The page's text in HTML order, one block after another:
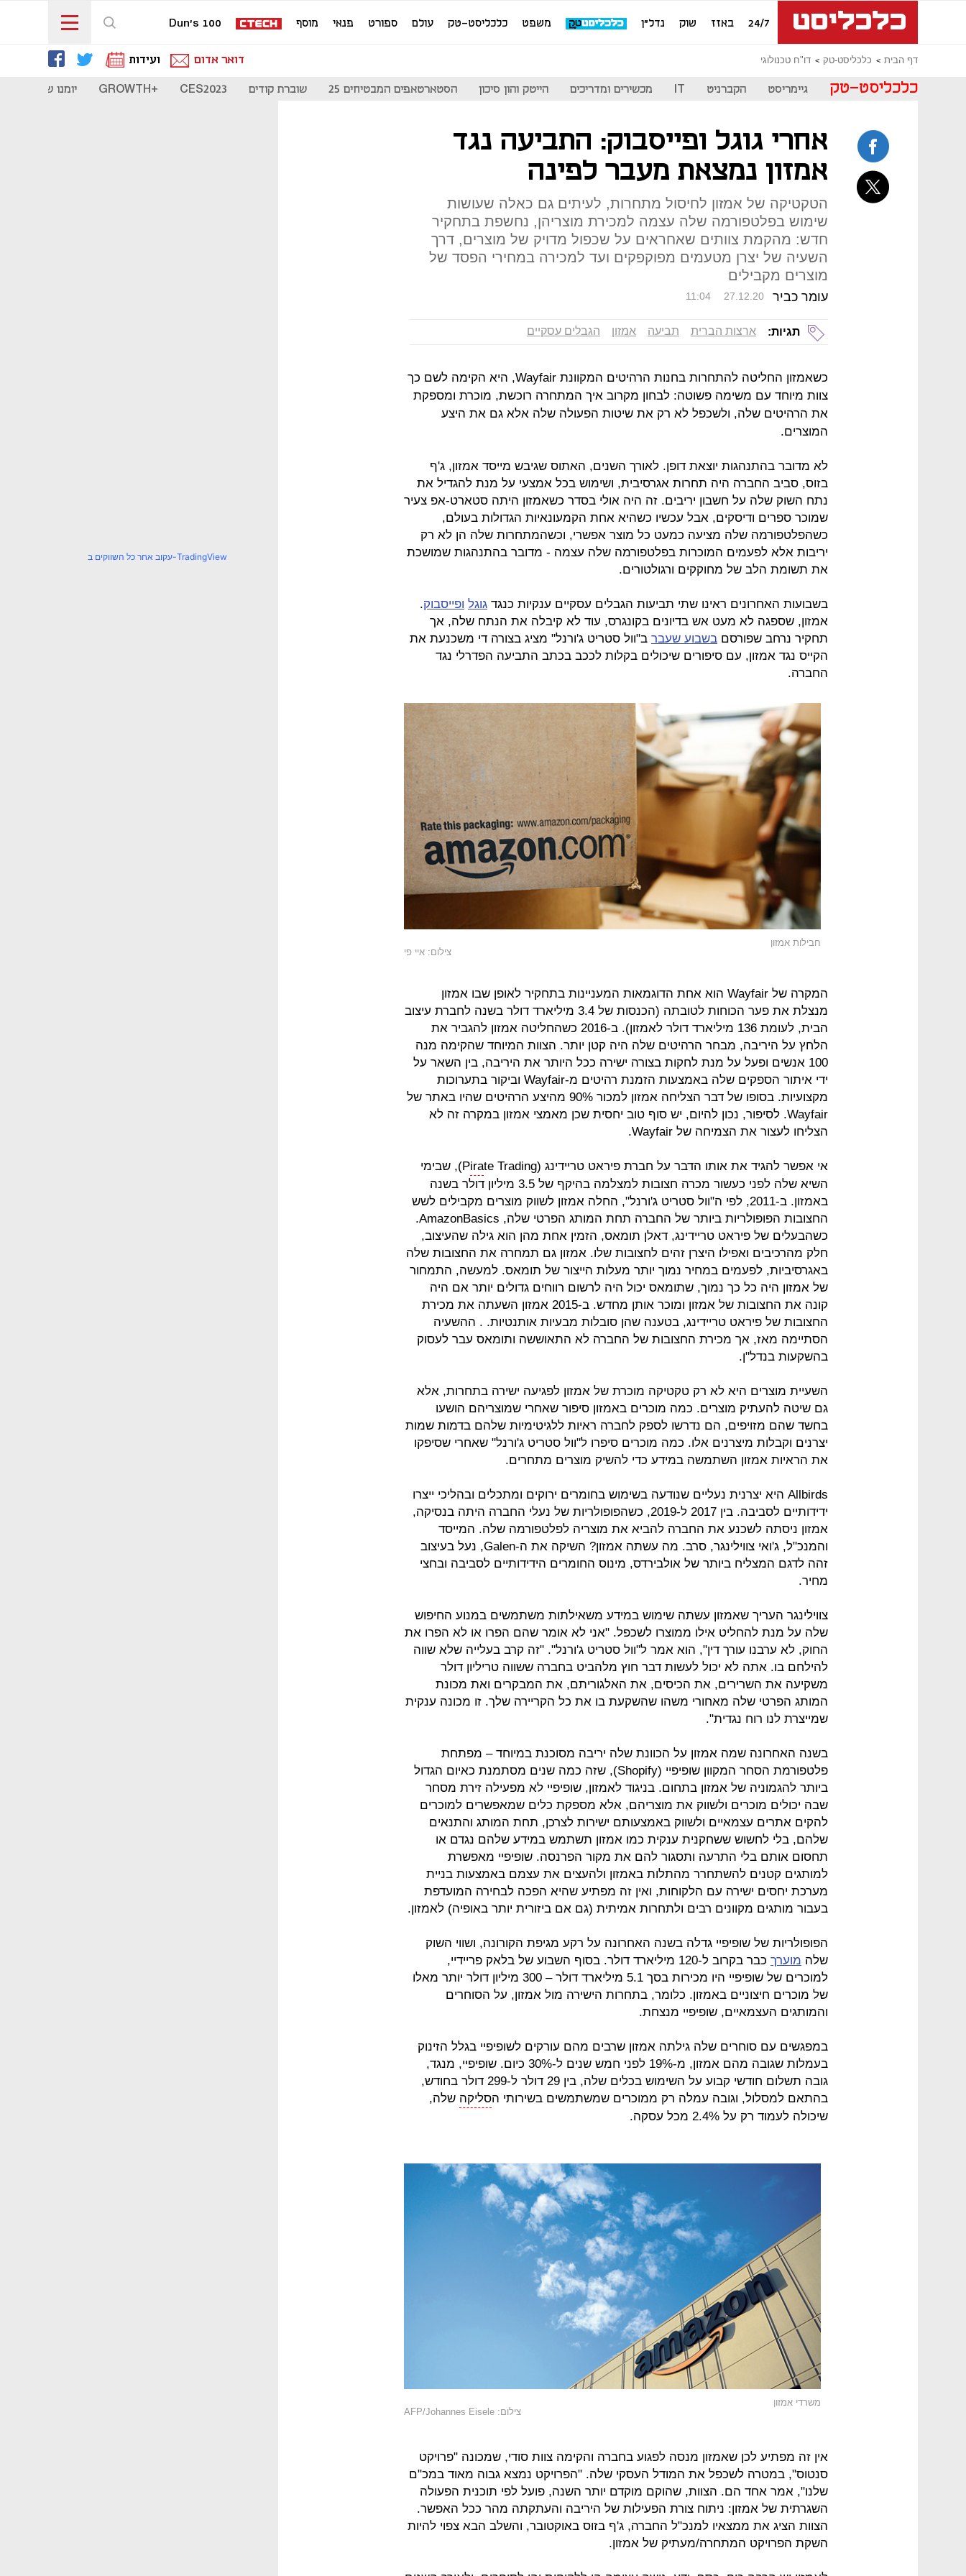
24/7 באזז שוק נדל"ן משפט כלכליסט-טק עולם ספורט פנאי מוסף Dun's 100
דף הבית כלכליסט-טק דו"ח טכנולוגי דואר אדום ועידות
כלכליסט-טק גיימריסט הקברניט IT מכשירים ומדריכים הייטק והון סיכון הסטארטאפים המבטיחים 25 שוברת קודים CES2023
+GROWTH יומנו של
אחרי גוגל ופייסבוק: התביעה נגד
אמזון נמצאת מעבר לפינה
הטקטיקה של אמזון לחיסול מתחרות, לעיתים גם כאלה שעושות
שימוש בפלטפורמה שלה עצמה למכירת מוצריהן, נחשפת בתחקיר
חדש: מהקמת צוותים שאחראים על שכפול מדויק של מוצרים, דרך
השעיה של יצרן מטעמים מפוקפקים ועד למכירה במחירי הפסד של
מוצרים מקבילים
עומר כביר 11:04 27.12.20
תגיות: ארצות הברית תביעה אמזון הגבלים עסקיים
כשאמזון החליטה להתחרות בחנות הרהיטים המקוונת Wayfair, היא הקימה לשם כך
צוות מיוחד עם משימה פשוטה: לבחון מקרוב איך המתחרה רוכשת, מוכרת ומספקת
את הרהיטים שלה, ולשכפל לא רק את שיטות הפעולה שלה אלא גם את היצע
המוצרים.
לא מדובר בהתנהגות יוצאת דופן. לאורך השנים, האתוס שגיבש מייסד אמזון, ג'ף
בזוס, סביב החברה היה תחרות אגרסיבית, ושימוש בכל אמצעי על מנת להגדיל את
נתח השוק שלה על חשבון יריבים. זה היה אולי בסדר כשאמזון היתה סטארט-אפ צעיר
שמוכר ספרים ודיסקים, אבל עכשיו כשהיא אחת הקמעונאיות הגדולות בעולם,
כשהפלטפורמה שלה מציעה כמעט כל מוצר אפשרי, וכשהמתחרות שלה הן לא רק
יריבות אלא לפעמים המוכרות בפלטפורמה שלה עצמה - מדובר בהתנהגות שמושכת
את תשומת הלב של מחוקקים ורגולטורים.
בשבועות האחרונים ראינו שתי תביעות הגבלים עסקיים ענקיות כנגד גוגל ופייסבוק.
אמזון, שספגה לא מעט אש בדיונים בקונגרס, עוד לא קיבלה את הנתח שלה, אך
תחקיר נרחב שפורסם בשבוע שעבר ב"וול סטריט ג'ורנל" מציג בצורה די משכנעת את
הקייס נגד אמזון, עם סיפורים שיכולים בקלות לככב בכתב התביעה הפדרלי נגד
החברה.
חבילות אמזון
צילום: איי פי
המקרה של Wayfair הוא אחת הדוגמאות המעניינות בתחקיר לאופן שבו אמזון
מנצלת את פער הכוחות לטובתה (הכנסות של 3.4 מיליארד דולר בשנה לחברת עיצוב
הבית, לעומת 136 מיליארד דולר לאמזון). ב-2016 כשהחליטה אמזון להגביר את
הלחץ על היריבה, מבחר הרהיטים שלה היה קטן יותר. הצוות המיוחד שהקימה מנה
100 אנשים ופעל על מנת לחקות בצורה ישירה ככל היותר את היריבה, בין השאר על
ידי איתור הספקים שלה באמצעות הזמנת רהיטים מ-Wayfair וביקור בתערוכות
מקצועיות. בסופו של דבר הצליחה אמזון למכור 90% מהיצע הרהיטים שהיו באתר של
Wayfair. לסיפור, נכון להיום, יש סוף טוב יחסית שכן מאמצי אמזון במקרה זה לא
הצליחו לעצור את הצמיחה של Wayfair.
אי אפשר להגיד את אותו הדבר על חברת פיראט טריידינג (P ira
te Trading), שבימי
השיא שלה לפני כעשור מכרה חצובות למצלמה בהיקף של 3.5 מיליון דולר בשנה
באמזון. ב-2011, לפי ה"וול סטריט ג'ורנל", החלה אמזון לשווק מוצרים מקבילים לשש
החצובות הפופולריות ביותר של החברה תחת המותג הפרטי שלה, AmazonBasics.
כשהבעלים של פיראט טריידינג, דאלן תומאס, הזמין אחת מהן הוא גילה שהעיצוב,
חלק מהרכיבים ואפילו היצרן זהים לחצובות שלו. אמזון גם תמחרה את החצובות שלה
באגרסיביות, לפעמים במחיר נמוך יותר מעלות הייצור של תומאס. למעשה, התמחור
של אמזון היה כל כך נמוך, שתומאס יכול היה לרשום רווחים גדולים יותר אם היה
קונה את החצובות של אמזון ומוכר אותן מחדש. ב-2015 אמזון השעתה את מכירת
החצובות של פיראט טריידינג, בטענה שהן סובלות מבעיות אותנטיות. . ההשעיה
הסתיימה מאז, אך מכירת החצובות של החברה לא התאוששה ותומאס עבר לעסוק
בהשקעות בנדל"ן.
השעיית מוצרים היא לא רק טקטיקה מוכרת של אמזון לפגיעה ישירה בתחרות, אלא
גם שיטה להעתיק מוצרים. כמה מוכרים באמזון סיפור שאחרי שמוצריהם הושעו
בחשד שהם מזויפים, הם נדרשו לספק לחברה ראיות ללגיטימיות שלהם בדמות שמות
יצרנים וקבלות מיצרנים אלו. כמה מוכרים סיפרו ל"וול סטריט ג'ורנל" שאחרי שסיפקו
את הראיות אמזון השתמשה במידע כדי להשיק מוצרים מתחרים.
Allbirds היא יצרנית נעליים שנודעה בשימוש בחומרים ירוקים ומתכלים ובהליכי ייצרו
ידידותיים לסביבה. בין 2017 ל-2019, כשהפופולריות של נעלי החברה היתה בנסיקה,
אמזון ניסתה לשכנע את החברה להביא את מוצריה לפלטפורמה שלה. המייסד
והמנכ"ל, ג'ואי צווילינגר, סרב. מה עשתה אמזון? השיקה את ה-Galen, נעל בעיצוב
זהה לדגם המצליח ביותר של אולבירדס, מינוס החומרים הידידותיים לסביבה ובחצי
מחיר.
צווילינגר העריך שאמזון עשתה שימוש במידע משאילתות משתמשים במנוע החיפוש
שלה על מנת להחליט אילו ממוצרו לשכפל. "אני לא אומר שהם הפרו או לא הפרו את
החוק, לא ערבנו עורך דין", הוא אמר ל"וול סטריט ג'ורנל". "זה קרב בעלייה שלא שווה
להילחם בו. אתה לא יכול לעשות דבר חוץ מלהביט בחברה ששווה טריליון דולר
משקיעה את השרירים, את הכיסים, את האלגוריתם, את המבקרים ואת מכונת
המותג הפרטי שלה מאחורי משהו שהשקעת בו את כל הקריירה שלך. זו מכונה ענקית
שמייצרת לנו רוח נגדית".
בשנה האחרונה שמה אמזון על הכוונת שלה יריבה מסוכנת במיוחד – מפתחת
פלטפורמת הסחר המקוון שופיפיי (Shopify), שזה כמה שנים מסתמנת כאיום הגדול
ביותר להגמוניה של אמזון בתחום. בניגוד לאמזון, שופיפיי לא מפעילה זירת מסחר
שבה יכולים מוכרים ולשווק את מוצריהם, אלא מספקת כלים שמאפשרים למוכרים
להקים אתרים עצמאיים ולשווק באמצעותם ישירות לצרכן, תחת המותג והתנאים
שלהם, בלי לחשוש ששחקנית ענקית כמו אמזון תשתמש במידע שלהם נגדם או
תחסום אותם בלי התרעה ותסגור להם את מקור הפרנסה. שופיפיי מאפשרת
למותגים קטנים להשתחרר מהתלות באמזון ולהעצים את עצמם באמצעות בניית
מערכת יחסים ישירה עם הלקוחות, ואין זה מפתיע שהיא הפכה לבחירה המועדפת
בעבור מותגים מקוונים רבים ולתחרות אמיתית (גם אם ביזורית יותר באופיה) לאמזון.
הפופולריות של שופיפיי גדלה בשנה האחרונה על רקע מגיפת הקורונה, ושווי השוק
שלה מוערך
כבר בקרוב ל-120 מיליארד דולר. בסוף השבוע של בלאק פריידיי,
למוכרים של שופיפיי היו מכירות בסך 5.1 מיליארד דולר – 300 מיליון דולר יותר מאלו
של מוכרים חיצוניים באמזון. כלומר, בתחרות הישירה מול אמזון, על הסוחרים
והמותגים העצמאיים, שופיפיי מנצחת.
במפגשים עם סוחרים שלה גילתה אמזון שרבים מהם עורקים לשופיפיי בגלל הזינוק
בעמלות שגובה מהם אמזון, מ-19% לפני חמש שנים ל-30% כיום. שופיפיי, מנגד,
גובה תשלום חודשי קבוע על השימוש בכלים שלה, בין 29 דולר ל-299 דולר בחודש,
בהתאם למסלול, וגובה עמלה רק ממוכרים שמשתמשים בשירותי הסליקה שלה,
שיכולה לעמוד רק על 2.4% מכל עסקה.
משרדי אמזון
צילום: AFP/Johannes Eisele
אין זה מפתיע לכן שאמזון מנסה לפגוע בחברה והקימה צוות סודי, שמכונה "פרויקט
סנטוס", במטרה לשכפל את המודל העסקי שלה. "הפרויקט נמצא גבוה מאוד במכ"ם
שלנו", אמר אחד הם. הצוות, שהוקם מוקדם יותר השנה, פועל לפי תוכנית הפעולה
השגרתית של אמזון: ניתוח צורת הפעילות של היריבה והעתקתה מהר ככל האפשר.
הצוות הציג את ממצאיו למנכ"ל החברה, ג'ף בזוס באוקטובר, והשלב הבא צפוי להיות
השקת הפרויקט המתחרה/מעתיק של אמזון.
עקוב אחר כל השווקים ב-TradingView